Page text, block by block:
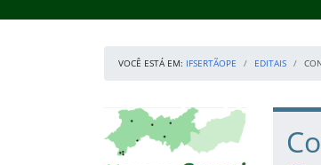
VOCÊ ESTÁ EM: IFSERTÃOPE EDITAIS
Início da navegação
Mapa Campi Início